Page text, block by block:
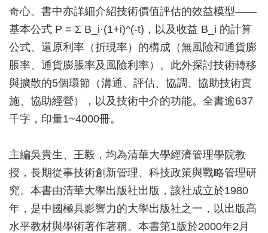
奇心。書中亦詳細介紹技術價值評估的效益模型——
基本公式 P = Σ B_i·(1+i)^(-t)，以及收益 B_i 的計算
公式、還原利率（折現率）的構成（無風險和通貨膨
脹率、通貨膨脹率及風險利率）。此外探討技術轉移
與擴散的5個環節（溝通、評估、協調、協助技術實
施、協助經營），以及技術中介的功能。全書逾637
千字，印量1~4000冊。
主編吳貴生、王毅，均為清華大學經濟管理學院教
授，長期從事技術創新管理、科技政策與戰略管理研
究。本書由清華大學出版社出版，該社成立於1980
年，是中國極具影響力的大學出版社之一，以出版高
水平教材與學術著作著稱。本書第1版於2000年2月